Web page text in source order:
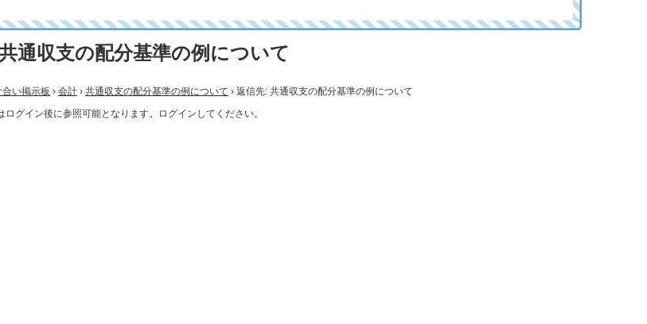
通収支の配分基準の例について
合い掲示板 › 会計 › 共通収支の配分基準の例について › 返信先: 共通収支の配分基準の例について
ログイン後に参照可能となります。ログインしてください。